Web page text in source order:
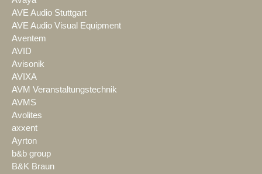
AVE Audio Stuttgart
AVE Audio Visual Equipment
Aventem
AVID
Avisonik
AVIXA
AVM Veranstaltungstechnik
AVMS
Avolites
axxent
Ayrton
b&b group
B&K Braun